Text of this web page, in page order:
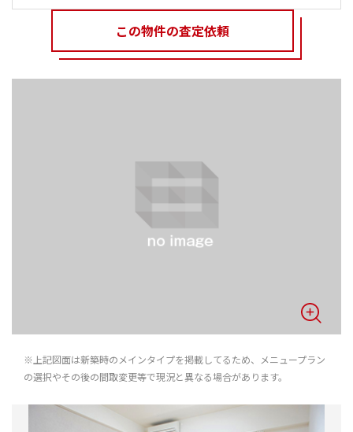
この物件の査定依頼
※上記図面は新築時のメインタイプを掲載してるため、メニュープラン
の選択やその後の間取変更等で現況と異なる場合があります。